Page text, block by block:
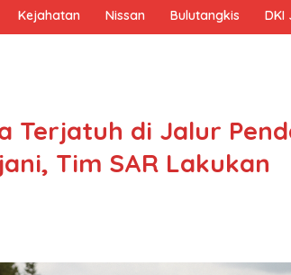
Kejahatan Nissan Bulutangkis DKI
Terjatuh di Jalur
Tim SAR Lakukan